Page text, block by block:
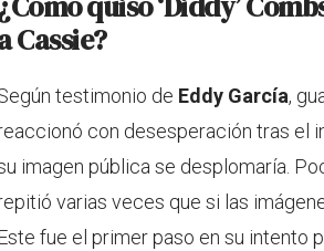
Cassie?
testimonio de Eddy García,
con desesperación tras el
imagen pública se desplomaría.
varias veces que si las
fue el primer paso en su intento